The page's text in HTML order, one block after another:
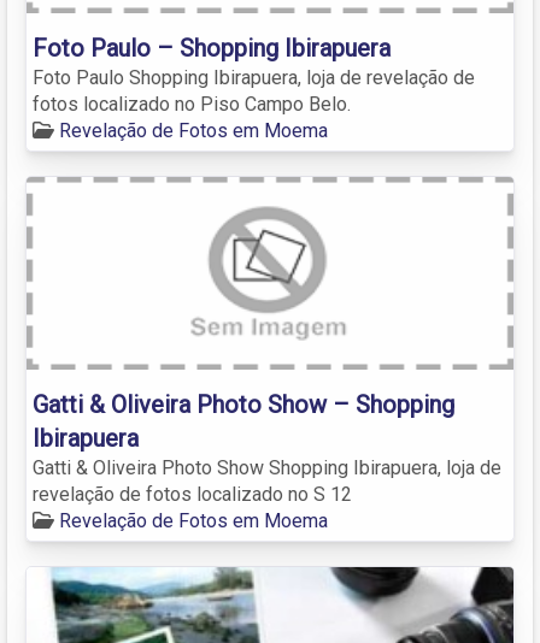
Foto Paulo – Shopping Ibirapuera
Foto Paulo Shopping Ibirapuera, loja de revelação de
fotos localizado no Piso Campo Belo.
Revelação de Fotos em Moema
Gatti & Oliveira Photo Show – Shopping
Ibirapuera
Gatti & Oliveira Photo Show Shopping Ibirapuera, loja de
revelação de fotos localizado no S 12
Revelação de Fotos em Moema